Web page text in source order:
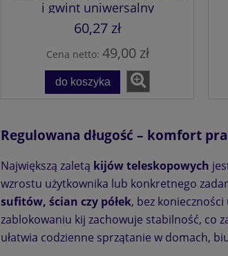
i gwint uniwersalny
60,27 zł
Cena netto: 49,00 zł
do koszyka
Regulowana długość – komfort
Największą zaletą kijów teleskopowych
wzrostu użytkownika lub konkretnego
sufitów, ścian czy półek, bez
zablokowaniu kij zachowuje stabilność, co
ułatwia codzienne sprzątanie w domach,